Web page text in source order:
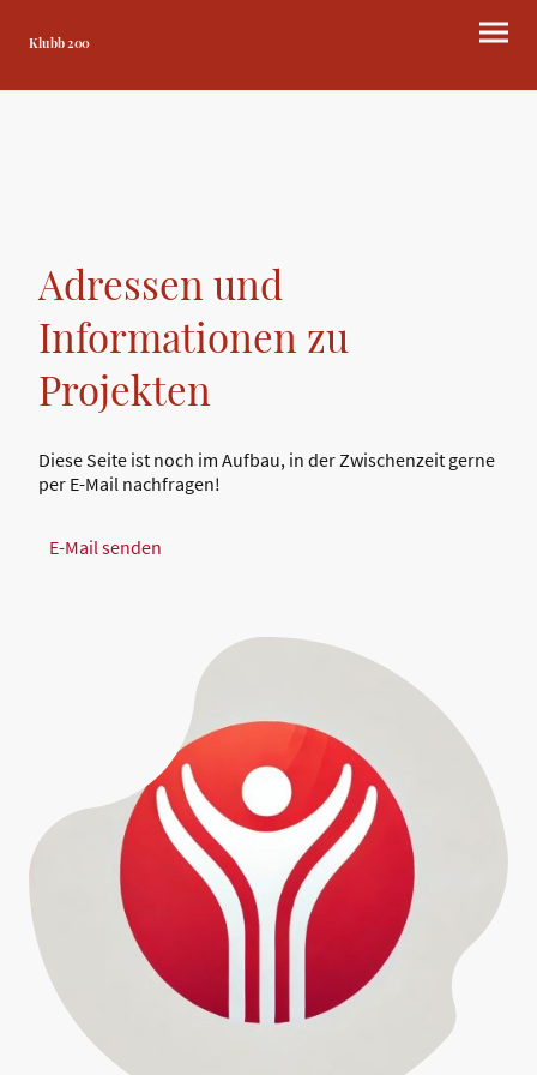
Klubb 200
Adressen und
Informationen zu
Projekten
Diese Seite ist noch im Aufbau, in der Zwischenzeit gerne
per E-Mail nachfragen!
E-Mail senden